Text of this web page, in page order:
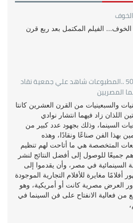
الفيلم المكتمل بعد ربع قرن
عامأ 50 ..المطبوعات شاهد علي جمعية نقاد
المصريين
والسبعينيات من القرن العشرين كانتا
اللذان زاد فيهما انتشار نوادي
السينما، وذلك بجهود عدد كبير من
بهذا الفن صناعًا ونقادًا، وهذه
المتخصصة هي ما أتاحت لهم تنظيم
جميعًا للوصول إلى أفضل النتائج لنشر
السينمائية في مصر، وأن يقدموا إلى
أفلامًا مغايرة للأفلام التجارية الموجودة
العرض مصرية كانت أو أمريكية، وهو
من فعالية الانفتاح على فن السينما في